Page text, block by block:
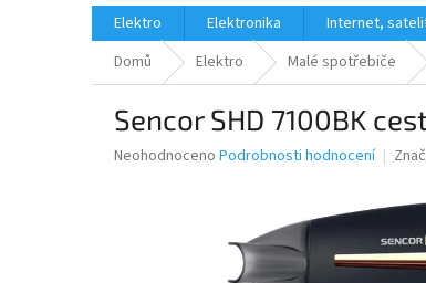
Elektro Elektronika Internet,
Domů
Elektro Malé spotřebiče
Sencor SHD 7100BK
Průměrné
Neohodnoceno Podrobnosti hodnocení